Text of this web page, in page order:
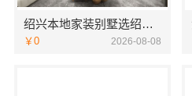
绍兴本地家装别墅选绍兴卓鑫装饰材料有限公司
￥0 2026-08-08